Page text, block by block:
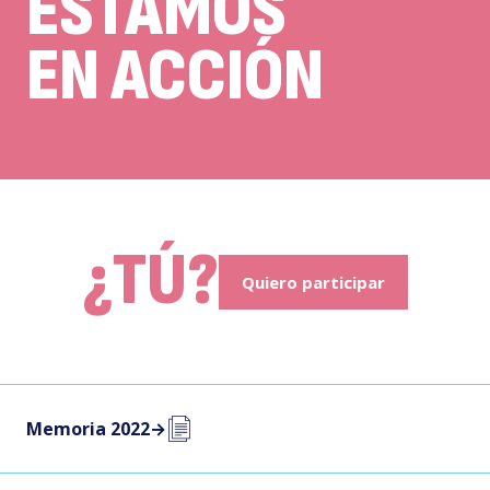
EN ACCIÓN
¿TÚ? Quiero participar
Memoria 2022→